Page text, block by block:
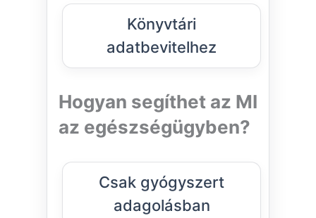
Könyvtári
adatbevitelhez
Hogyan segíthet az MI
az egészségügyben?
Csak gyógyszert
adagolásban